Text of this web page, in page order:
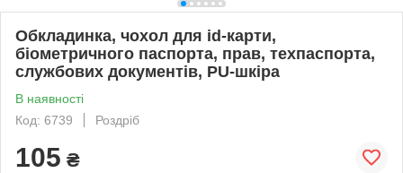
Обкладинка, чохол для id-карти,
біометричного паспорта, прав, техпаспорта,
службових документів, PU-шкіра
В наявності
Код: 6739
Роздріб
105 ₴